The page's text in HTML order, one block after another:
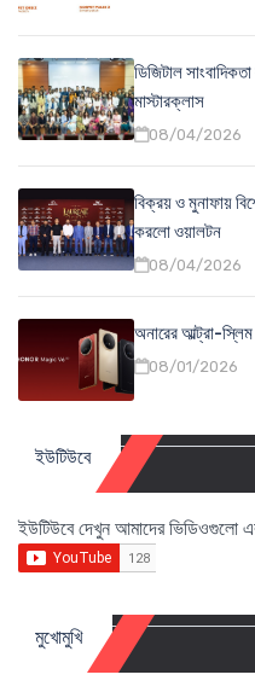
ডিজিটাল
মাস্টারক্লাস
08/04/2026
বিক্রয় ও মুনাফায়
করলো ওয়ালটন
08/04/2026
অনারের আল্ট্রা-
08/01/2026
ইউটিউবে
ইউটিউবে দেখুন আমাদের ভিডিওগুলো
মুখোমুখি